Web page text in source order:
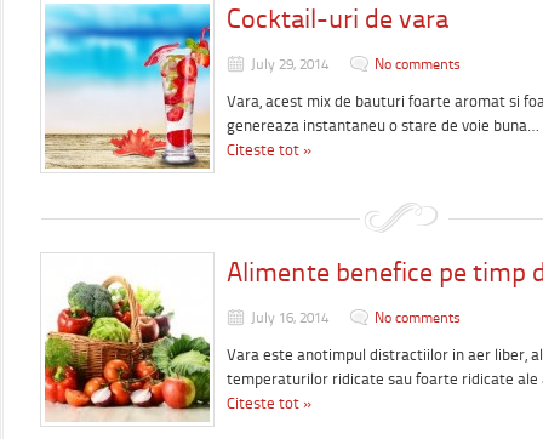
Cocktail-uri de vara
July 29, 2014 No comments
Vara, acest mix de bauturi foarte aromat si
genereaza instantaneu o stare de voie buna…
Citeste tot »
Alimente benefice pe timp
July 16, 2014 No comments
Vara este anotimpul distractiilor in aer liber,
temperaturilor ridicate sau foarte ridicate ale
Citeste tot »